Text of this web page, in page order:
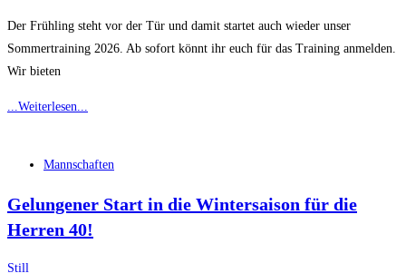
Der Frühling steht vor der Tür und damit startet auch wieder unser
Sommertraining 2026. Ab sofort könnt ihr euch für das Training anmelden.
Wir bieten
...Weiterlesen...
Mannschaften
Gelungener Start in die Wintersaison für die
Herren 40!
Still